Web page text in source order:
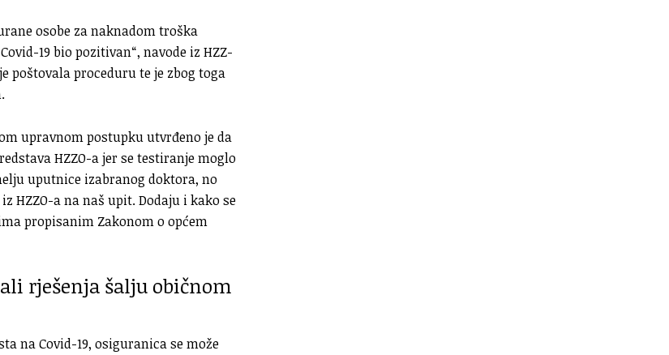
osobe za naknadom troška
19 bio pozitivan“, navode iz HZZ-
poštovala proceduru te je zbog toga
upravnom postupku utvrđeno je da
HZZO-a jer se testiranje moglo
uputnice izabranog doktora, no
HZZO-a na naš upit. Dodaju i kako se
propisanim Zakonom o općem
rješenja šalju običnom
na Covid-19, osiguranica se može